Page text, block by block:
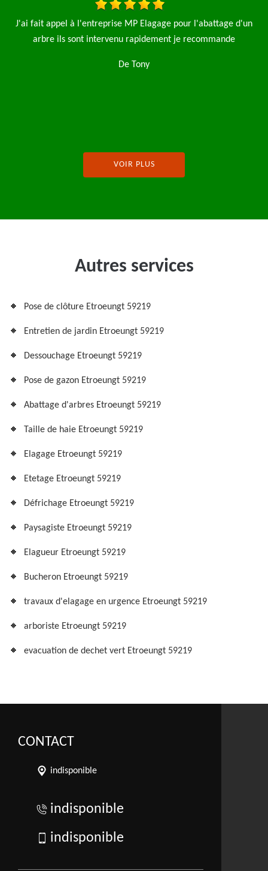
d'un
Je fais appel à l'entreprise élagage pro pour
saules et aussi la pose d'une clôture de 90 m le
entreprise je recommence
VOIR PLUS
Autres services
Pose de clôture Etroeungt 59219
Entretien de jardin Etroeungt 59219
Dessouchage Etroeungt 59219
Pose de gazon Etroeungt 59219
Abattage d'arbres Etroeungt 59219
Taille de haie Etroeungt 59219
Elagage Etroeungt 59219
Etetage Etroeungt 59219
Défrichage Etroeungt 59219
Paysagiste Etroeungt 59219
Elagueur Etroeungt 59219
Bucheron Etroeungt 59219
travaux d'elagage en urgence Etroeungt 59219
arboriste Etroeungt 59219
evacuation de dechet vert Etroeungt 59219
CONTACT
indisponible
indisponible
indisponible